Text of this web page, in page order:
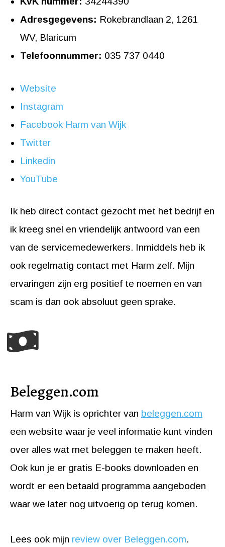
Adresgegevens: Rokebrandlaan 2, 1261
WV, Blaricum
Telefoonnummer: 035 737 0440
Website
Instagram
Facebook Harm van Wijk
Twitter
Linkedin
YouTube
Ik heb direct contact gezocht met het bedrijf en
ik kreeg snel en vriendelijk antwoord van een
van de servicemedewerkers. Inmiddels heb ik
ook regelmatig contact met Harm zelf. Mijn
ervaringen zijn erg positief te noemen en van
scam is dan ook absoluut geen sprake.
Beleggen.com
Harm van Wijk is oprichter van beleggen.com
een website waar je veel informatie kunt vinden
over alles wat met beleggen te maken heeft.
Ook kun je er gratis E-books downloaden en
wordt er een betaald programma aangeboden
waar we later nog uitvoerig op terug komen.
Lees ook mijn review over Beleggen.com.